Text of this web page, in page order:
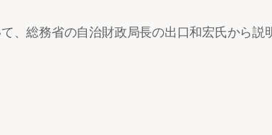
総務省の自治財政局長の出口和宏氏から説